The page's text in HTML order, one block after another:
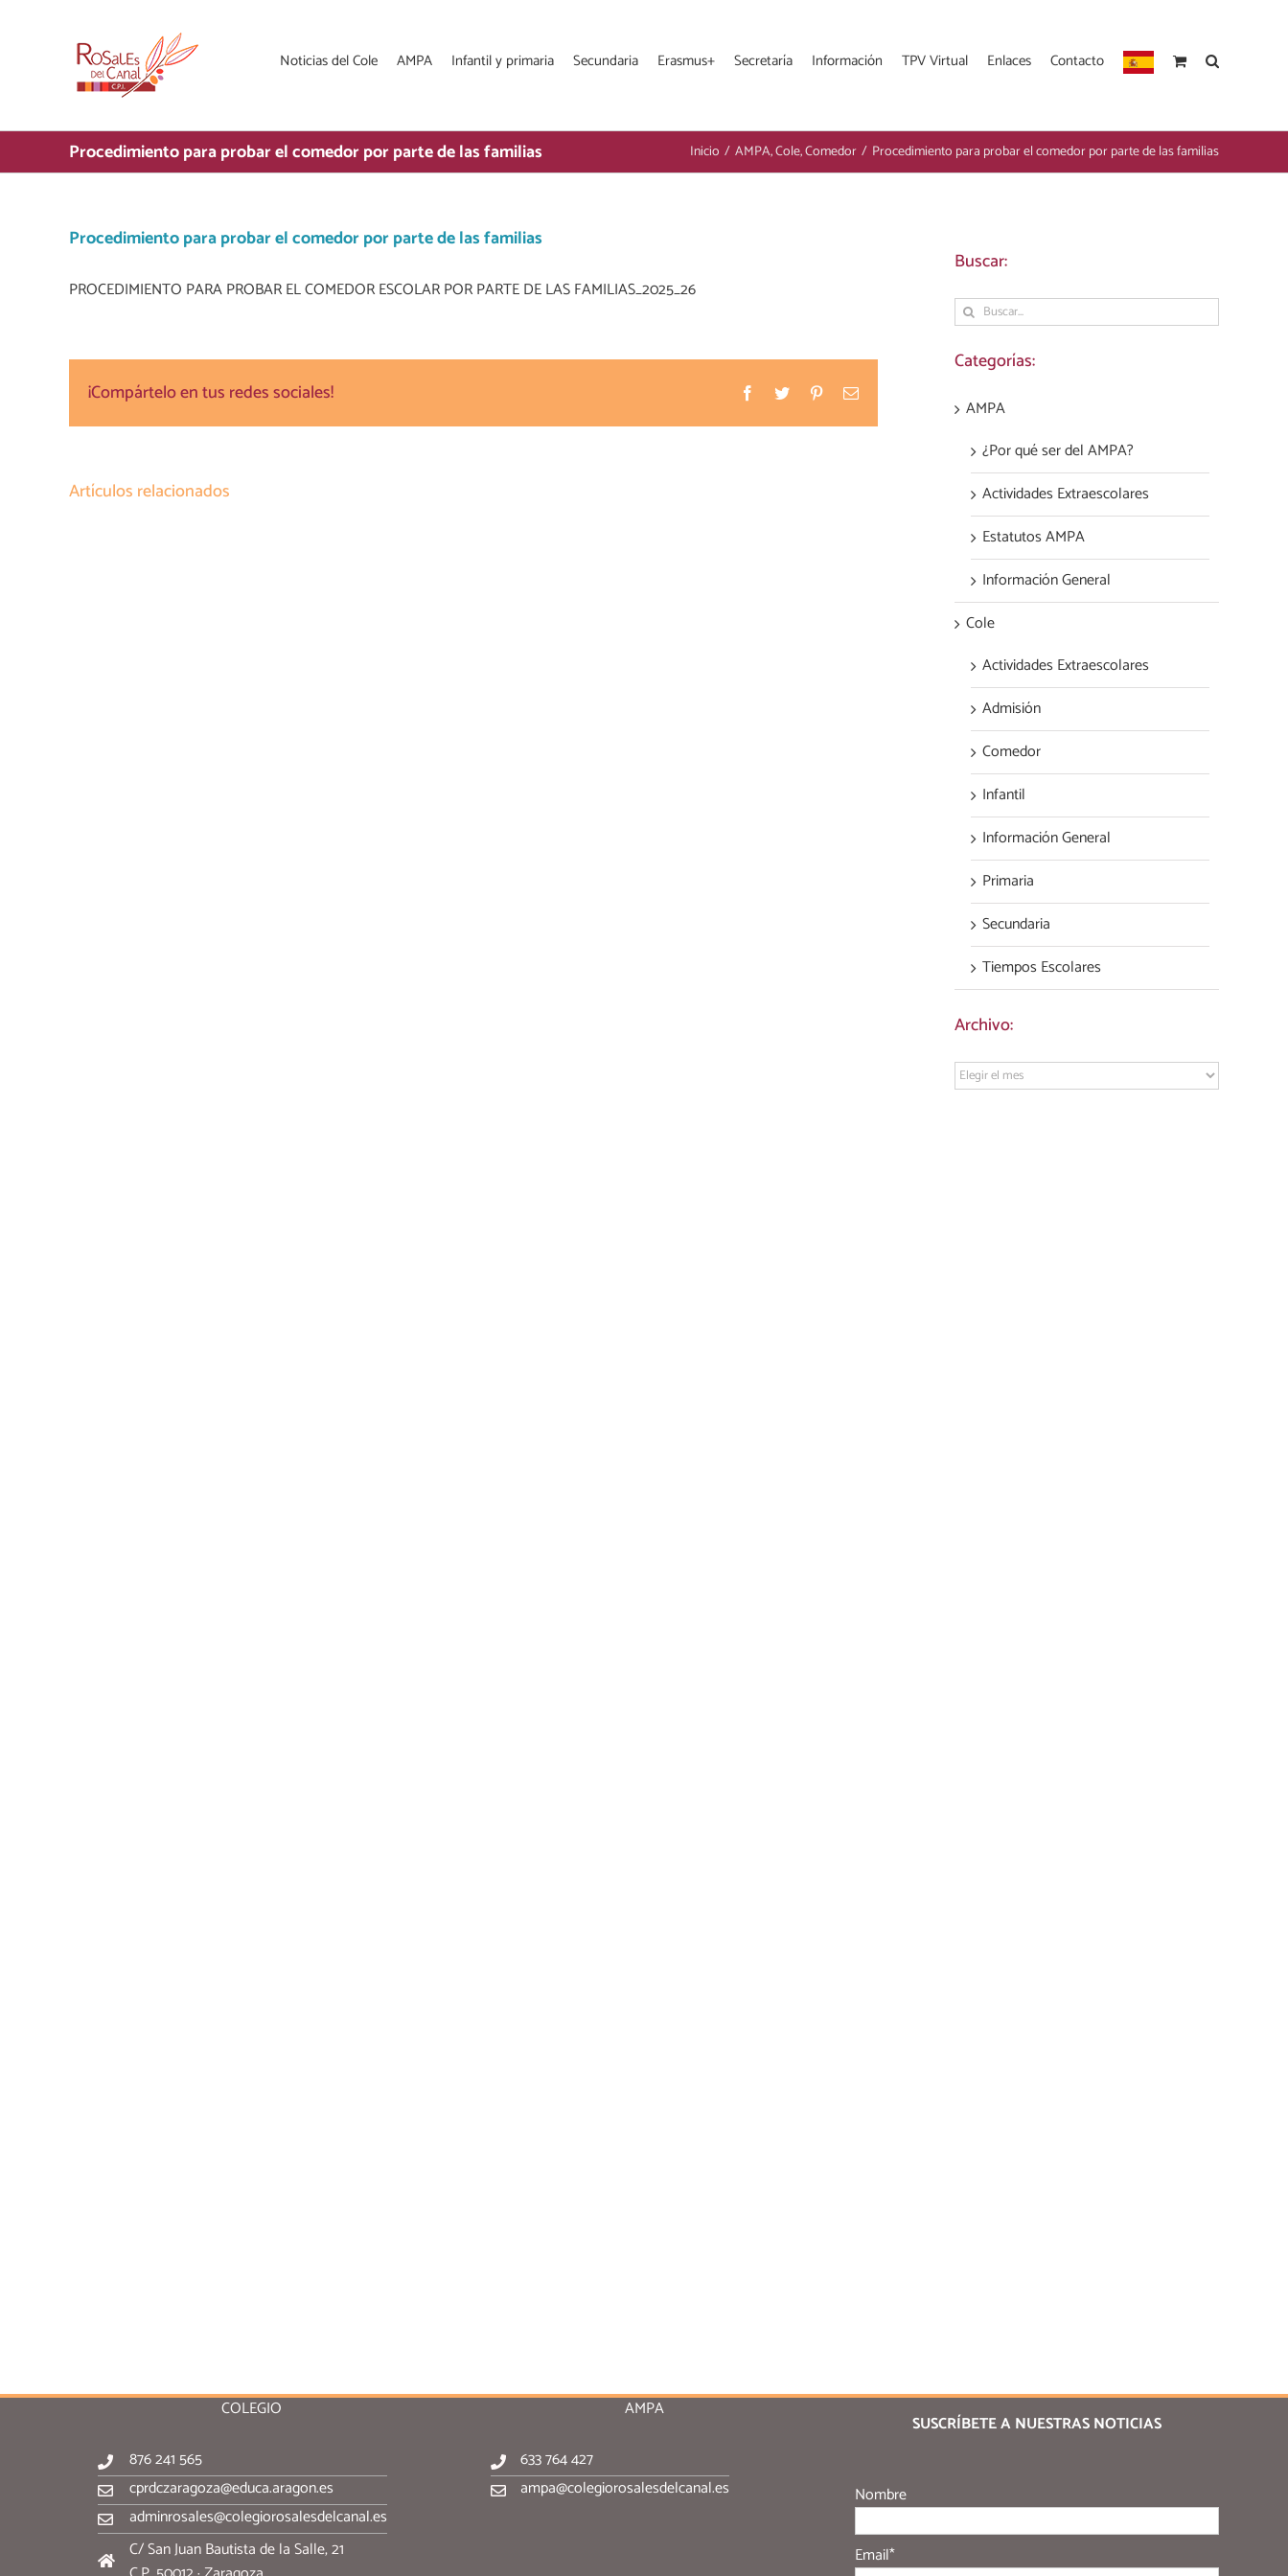
Noticias del Cole AMPA Infantil y primaria Secundaria Erasmus+ Secretaría Información TPV Virtual Enlaces Contacto
Procedimiento para probar el comedor por parte de las familias Inicio / AMPA,Cole,Comedor / Procedimiento para probar el comedor por parte de las familias
Procedimiento para probar el comedor por parte de las familias
PROCEDIMIENTO PARA PROBAR EL COMEDOR ESCOLAR POR PARTE DE LAS FAMILIAS_2025_26
¡Compártelo en tus redes sociales! Facebook
Twitter PinterestCorreo
Artículos relacionados
Buscar:
Buscar:
Categorías:
AMPA
¿Por qué ser del AMPA?
Actividades Extraescolares
Estatutos AMPA
Información General
Cole
Actividades Extraescolares
Admisión
Comedor
Infantil
Información General
Primaria
Secundaria
Tiempos Escolares
Archivo:
Archivo:
COLEGIO
876 241 565
cprdczaragoza@educa.aragon.es
adminrosales@colegiorosalesdelcanal.es
C/ San Juan Bautista de la Salle, 21
AMPA
633 764 427
ampa@colegiorosalesdelcanal.es
SUSCRÍBETE A NUESTRAS NOTICIAS
Nombre
Email*